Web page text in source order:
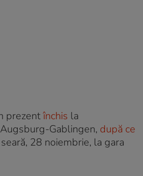
prezentînchis la
Gablingen, după ce
28 noiembrie, la gara